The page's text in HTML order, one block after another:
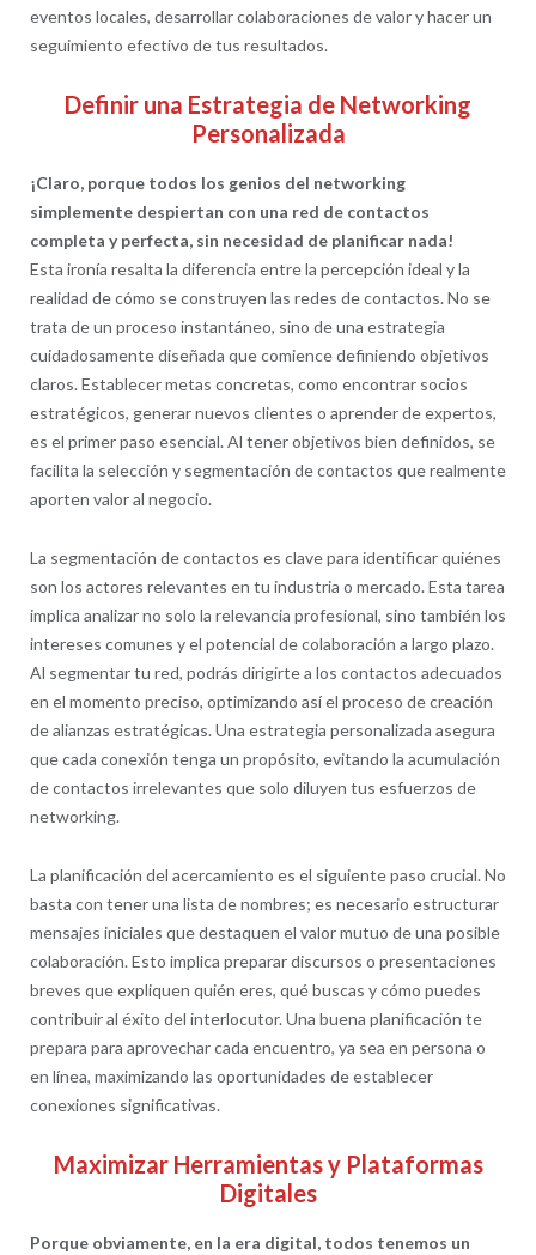
eventos locales, desarrollar colaboraciones de valor y hacer un
seguimiento efectivo de tus resultados.
Definir una Estrategia de Networking
Personalizada
¡Claro, porque todos los genios del networking
simplemente despiertan con una red de contactos
completa y perfecta, sin necesidad de planificar nada!
Esta ironía resalta la diferencia entre la percepción ideal y la
realidad de cómo se construyen las redes de contactos. No se
trata de un proceso instantáneo, sino de una estrategia
cuidadosamente diseñada que comience definiendo objetivos
claros. Establecer metas concretas, como encontrar socios
estratégicos, generar nuevos clientes o aprender de expertos,
es el primer paso esencial. Al tener objetivos bien definidos, se
facilita la selección y segmentación de contactos que realmente
aporten valor al negocio.
La segmentación de contactos es clave para identificar quiénes
son los actores relevantes en tu industria o mercado. Esta tarea
implica analizar no solo la relevancia profesional, sino también los
intereses comunes y el potencial de colaboración a largo plazo.
Al segmentar tu red, podrás dirigirte a los contactos adecuados
en el momento preciso, optimizando así el proceso de creación
de alianzas estratégicas. Una estrategia personalizada asegura
que cada conexión tenga un propósito, evitando la acumulación
de contactos irrelevantes que solo diluyen tus esfuerzos de
networking.
La planificación del acercamiento es el siguiente paso crucial. No
basta con tener una lista de nombres; es necesario estructurar
mensajes iniciales que destaquen el valor mutuo de una posible
colaboración. Esto implica preparar discursos o presentaciones
breves que expliquen quién eres, qué buscas y cómo puedes
contribuir al éxito del interlocutor. Una buena planificación te
prepara para aprovechar cada encuentro, ya sea en persona o
en línea, maximizando las oportunidades de establecer
conexiones significativas.
Maximizar Herramientas y Plataformas
Digitales
Porque obviamente, en la era digital, todos tenemos un